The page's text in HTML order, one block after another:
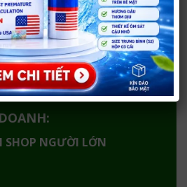
Vinh, Nghệ An
269
SHOP NGƯỜI LỚN